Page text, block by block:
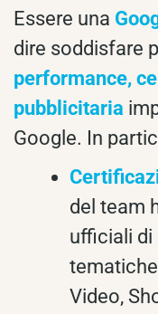
Essere una
dire soddisfare
performance,
pubblicitaria
Google. In
del team
ufficiali
Video,